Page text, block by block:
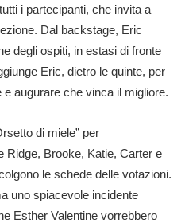
i partecipanti, che invita a
Dal backstage, Eric
degli ospiti, in estasi di fronte
Eric, dietro le quinte, per
augurare che vinca il migliore.
di miele” per
Ridge, Brooke, Katie, Carter e
le schede delle votazioni.
uno spiacevole incidente
Esther Valentine vorrebbero